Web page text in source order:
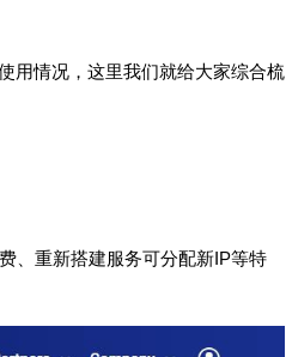
用情况，这里我们就给大家综合梳
、重新搭建服务可分配新IP等特